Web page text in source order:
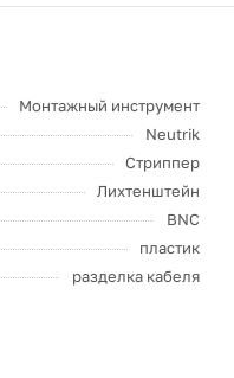
Монтажный инструмент
Neutrik
Стриппер
Лихтенштейн
BNC
пластик
разделка кабеля